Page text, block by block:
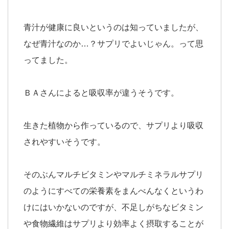
青汁が健康に良いというのは知っていましたが、
なぜ青汁なのか…？サプリでよいじゃん。って思
ってました。
ＢＡさんによると吸収率が違うそうです。
生きた植物から作っているので、サプリより吸収
されやすいそうです。
そのぶんマルチビタミンやマルチミネラルサプリ
のようにすべての栄養素をまんべんなくというわ
けにはいかないのですが、不足しがちなビタミン
や食物繊維はサプリより効率よく摂取することが